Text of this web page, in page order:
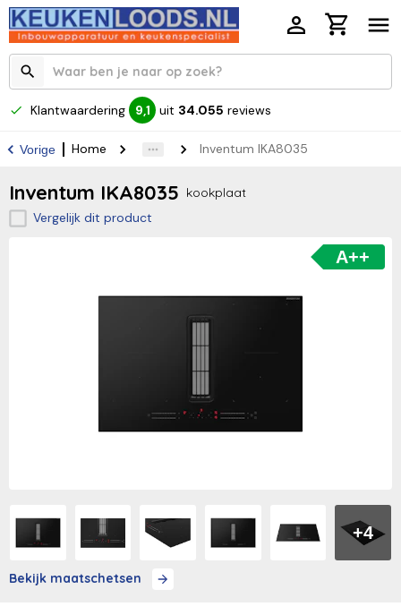
Klantwaardering 9,1 uit 34.055 reviews
Vorige Home Inventum IKA8035
Inventum IKA8035 kookplaat
Vergelijk dit product
+4
A++
Bekijk maatschetsen